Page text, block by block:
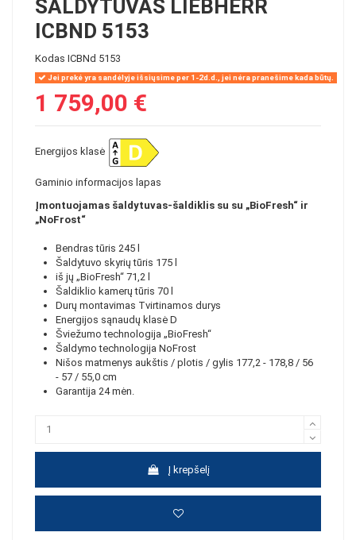
ŠALDYTUVAS LIEBHERR
ICBND 5153
Kodas ICBNd 5153
Jei prekė yra sandėlyje išsiųsime per 1-2d.d., jei nėra pranešime kada būtų.
1 759,00 €
Energijos klasė
Gaminio informacijos lapas
Įmontuojamas šaldytuvas-šaldiklis su su „BioFresh“ ir
„NoFrost“
Bendras tūris 245 l
Šaldytuvo skyrių tūris 175 l
iš jų „BioFresh“ 71,2 l
Šaldiklio kamerų tūris 70 l
Durų montavimas Tvirtinamos durys
Energijos sąnaudų klasė D
Šviežumo technologija „BioFresh“
Šaldymo technologija NoFrost
Nišos matmenys aukštis / plotis / gylis 177,2 - 178,8 / 56
- 57 / 55,0 cm
Garantija 24 mėn.
Į krepšelį